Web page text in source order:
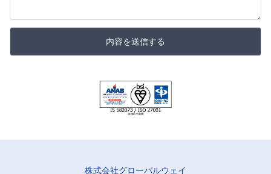
内容を送信する
株式会社グローバルウェイ